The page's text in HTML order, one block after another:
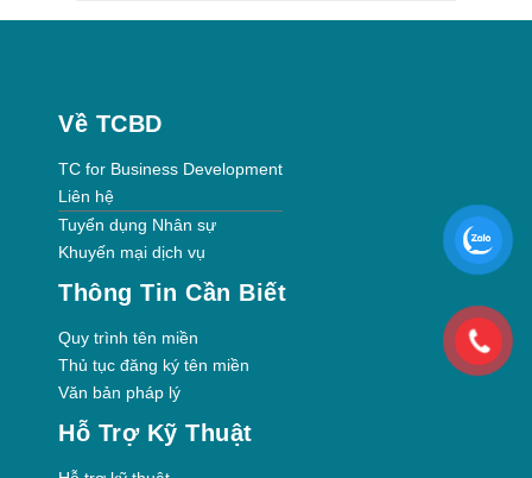
Về TCBD
TC for Business Development
Liên hệ
Tuyển dụng Nhân sự
Khuyến mại dịch vụ
Thông Tin Cần Biết
Quy trình tên miền
Thủ tục đăng ký tên miền
Văn bản pháp lý
Hỗ Trợ Kỹ Thuật